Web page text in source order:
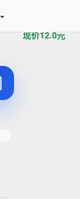
现价12.0元